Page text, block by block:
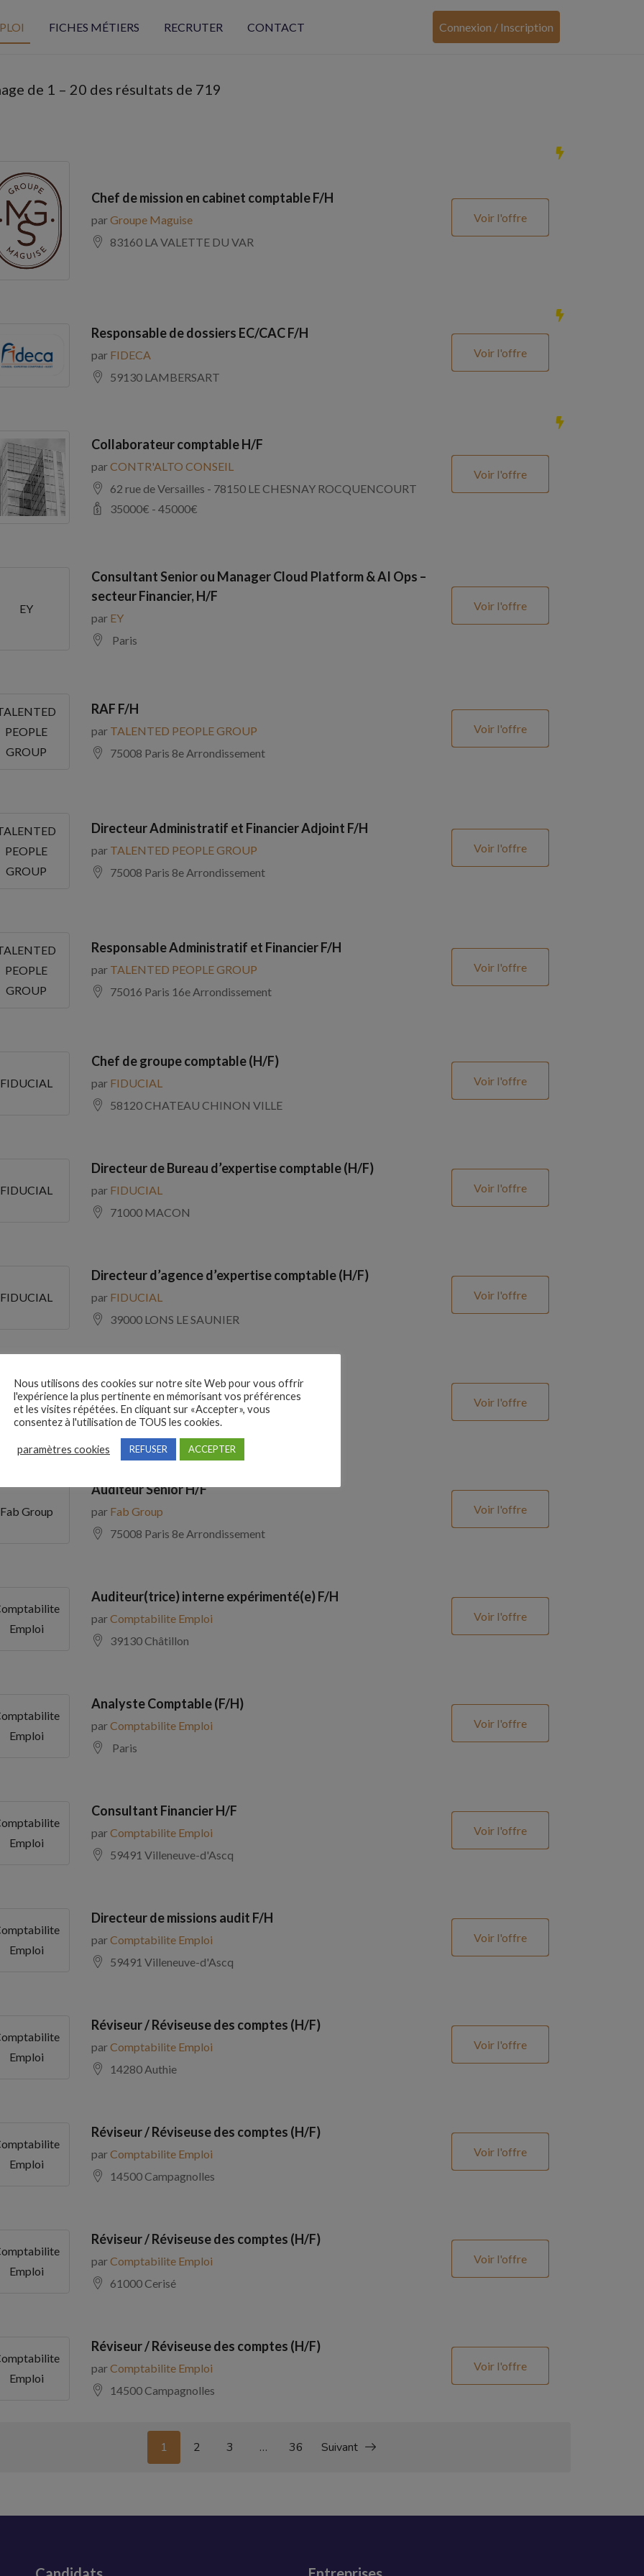
FICHES MÉTIERS RECRUTER CONTACT Connexion / Inscription
de 1 – 20 des résultats de 719
Chef de mission en cabinet comptable F/H
parGroupe Maguise
83160 LA VALETTE DU VAR
Voir l'offre
Responsable de dossiers EC/CAC F/H
par FIDECA
59130 LAMBERSART
Voir l'offre
Collaborateur comptable H/F
parCONTR'ALTO CONSEIL
62 rue de Versailles - 78150 LE CHESNAY ROCQUENCOURT
35000€ - 45000€
Voir l'offre
EY
Consultant Senior ou Manager Cloud Platform & AI Ops –
secteur Financier, H/F
par EY
Paris
Voir l'offre
PEOPLE
GROUP
RAF F/H
par TALENTED PEOPLE GROUP
75008 Paris 8e Arrondissement
Voir l'offre
PEOPLE
GROUP
Directeur Administratif et Financier Adjoint F/H
par TALENTED PEOPLE GROUP
75008 Paris 8e Arrondissement
Voir l'offre
PEOPLE
GROUP
Responsable Administratif et Financier F/H
par TALENTED PEOPLE GROUP
75016 Paris 16e Arrondissement
Voir l'offre
FIDUCIAL
Chef de groupe comptable (H/F)
par FIDUCIAL
58120 CHATEAU CHINON VILLE
Voir l'offre
FIDUCIAL
Directeur de Bureau d’expertise comptable (H/F)
par FIDUCIAL
71000 MACON
Voir l'offre
FIDUCIAL
Directeur d’agence d’expertise comptable (H/F)
par FIDUCIAL
39000 LONS LE SAUNIER
Voir l'offre
ADECCO
Comptable Fournisseurs H/F
parADECCO
69100 Villeurbanne
Voir l'offre
Fab Group
Auditeur Senior H/F
par Fab Group
75008 Paris 8e Arrondissement
Voir l'offre
Emploi
Auditeur(trice) interne expérimenté(e) F/H
parComptabilite Emploi
39130 Châtillon
Voir l'offre
Emploi
Analyste Comptable (F/H)
parComptabilite Emploi
Paris
Voir l'offre
Emploi
Consultant Financier H/F
parComptabilite Emploi
59491 Villeneuve-d'Ascq
Voir l'offre
Emploi
Directeur de missions audit F/H
parComptabilite Emploi
59491 Villeneuve-d'Ascq
Voir l'offre
Emploi
Réviseur / Réviseuse des comptes (H/F)
parComptabilite Emploi
14280 Authie
Voir l'offre
Emploi
Réviseur / Réviseuse des comptes (H/F)
parComptabilite Emploi
14500 Campagnolles
Voir l'offre
Emploi
Réviseur / Réviseuse des comptes (H/F)
parComptabilite Emploi
61000 Cerisé
Voir l'offre
Emploi
Réviseur / Réviseuse des comptes (H/F)
parComptabilite Emploi
14500 Campagnolles
Voir l'offre
1 2 3 … 36 Suivant
Nous utilisons des cookies sur notre site Web pour vous offrir
l'expérience la plus pertinente en mémorisant vos préférences
et les visites répétées. En cliquant sur «Accepter», vous
consentez à l'utilisation de TOUS les cookies.
paramètres cookies REFUSER ACCEPTER